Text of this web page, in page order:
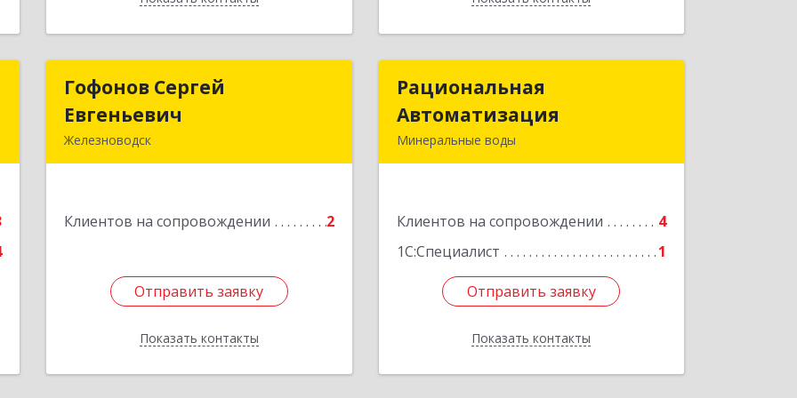
Гофонов Сергей
Евгеньевич
Железноводск
Клиентов на сопровождении 2
Отправить заявку
Показать контакты
Гофонов Сергей
Отправить заявку
Назад
Рациональная
Автоматизация
Минеральные воды
Клиентов на сопровождении
4
1С:Специалист
1
Отправить заявку
Показать контакты
Рациональная
Автоматизация
домовладение № 9, корпус 1
Отправить заявку
Назад